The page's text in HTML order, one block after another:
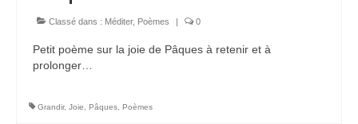
Classé dans : Méditer, Poèmes 0
Petit poème sur la joie de Pâques à retenir et à
prolonger…
Grandir, Joie, Pâques, Poèmes